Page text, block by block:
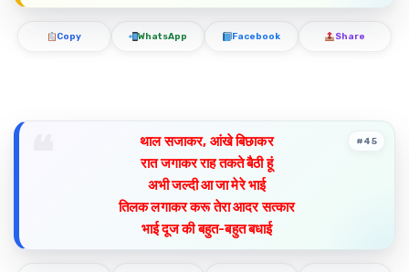
Copy WhatsApp Facebook Share
थाल सजाकर, आंखे बिछाकर
रात जगाकर राह तकते बैठी हूं
अभी जल्दी आ जा मेरे भाई
तिलक लगाकर करू तेरा आदर सत्कार
भाई दूज की बहुत-बहुत बधाई
#45